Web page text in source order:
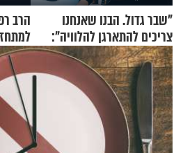
"שבר גדול. הבנו שאנחנו
צריכים להתארגן להלוויה":
זוגיות במבחן, הפעם עם מרים
וגד דנינו
הרב